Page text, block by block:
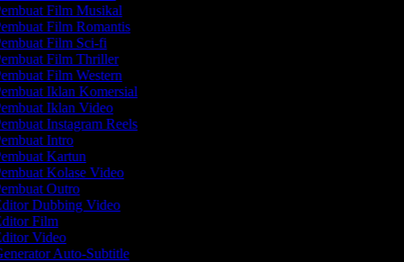
Film Musikal
Film Romantis
Film Sci-fi
Film Thriller
Film Western
Iklan Komersial
Iklan Video
Instagram Reels
Intro
Kartun
Kolase Video
Outro
Dubbing Video
Film
Video
Auto-Subtitle